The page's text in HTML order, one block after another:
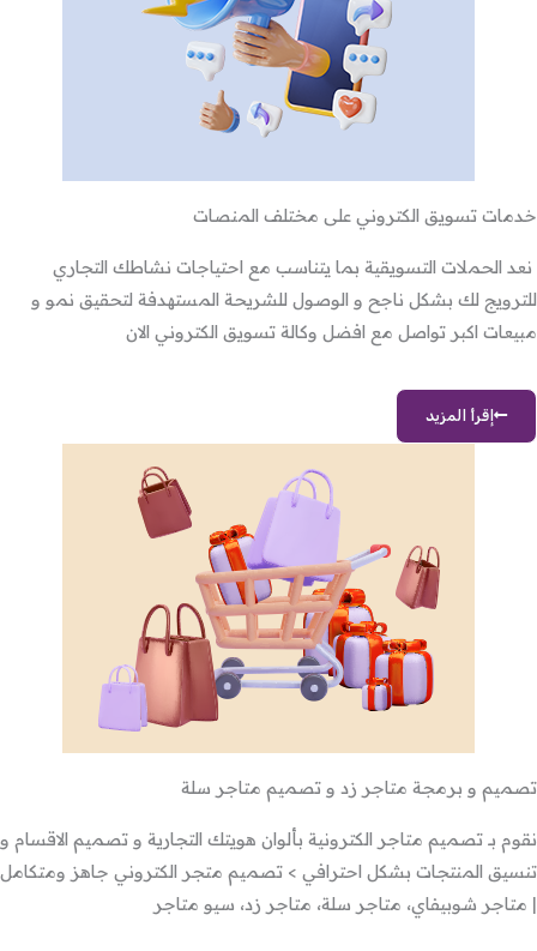
خدمات تسويق الكتروني على مختلف المنصات
نعد الحملات التسويقية بما يتناسب مع احتياجات نشاطك التجاري
للترويج لك بشكل ناجح و الوصول للشريحة المستهدفة لتحقيق نمو و
مبيعات اكبر تواصل مع افضل وكالة تسويق الكتروني الان
إقرأ المزيد
تصميم و برمجة متاجر زد و تصميم متاجر سلة
نقوم بـ تصميم متاجر الكترونية بألوان هويتك التجارية و تصميم الاقسام و
تنسيق المنتجات بشكل احترافي > تصميم متجر الكتروني جاهز ومتكامل
| متاجر شوبيفاي، متاجر سلة، متاجر زد، سيو متاجر